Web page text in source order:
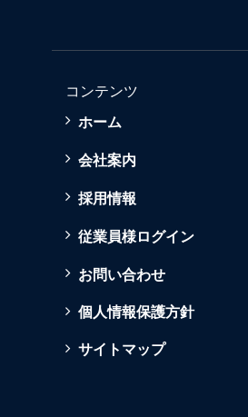
コンテンツ
ホーム
会社案内
採用情報
従業員様ログイン
お問い合わせ
個人情報保護方針
サイトマップ